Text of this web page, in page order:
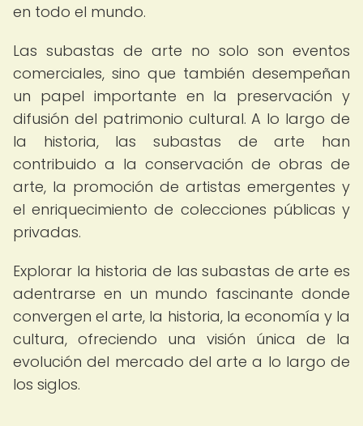
en todo el mundo.
Las subastas de arte no solo son eventos
comerciales, sino que también desempeñan
un papel importante en la preservación y
difusión del patrimonio cultural. A lo largo de
la historia, las subastas de arte han
contribuido a la conservación de obras de
arte, la promoción de artistas emergentes y
el enriquecimiento de colecciones públicas y
privadas.
Explorar la historia de las subastas de arte es
adentrarse en un mundo fascinante donde
convergen el arte, la historia, la economía y la
cultura, ofreciendo una visión única de la
evolución del mercado del arte a lo largo de
los siglos.